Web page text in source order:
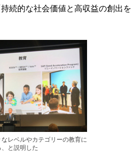
続的な社会価値と高収益の創出を
レベルやカテゴリーの教育に
と説明した